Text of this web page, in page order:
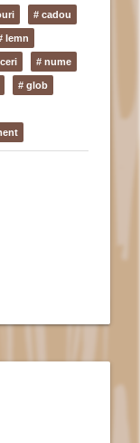
# cadou
lemn
# nume
# glob